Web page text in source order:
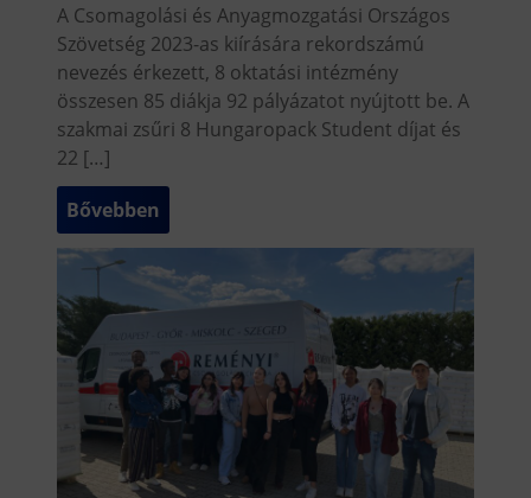
A Csomagolási és Anyagmozgatási Országos
Szövetség 2023-as kiírására rekordszámú
nevezés érkezett, 8 oktatási intézmény
összesen 85 diákja 92 pályázatot nyújtott be. A
szakmai zsűri 8 Hungaropack Student díjat és
22 […]
Bővebben